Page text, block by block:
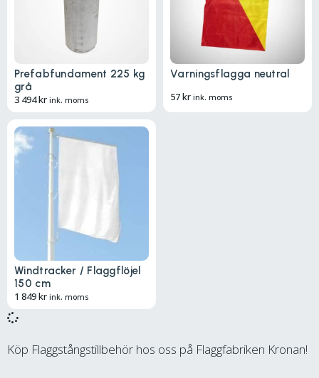
Prefabfundament 225 kg
grå
3 494kr ink. moms
Varningsflagga neutral
57kr ink. moms
Windtracker / Flaggflöjel
150 cm
1 849kr ink. moms
Köp Flaggstångstillbehör hos oss på Flaggfabriken Kronan!